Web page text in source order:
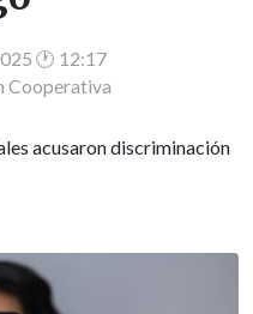
🕐 12:17
Cooperativa
acusaron discriminación